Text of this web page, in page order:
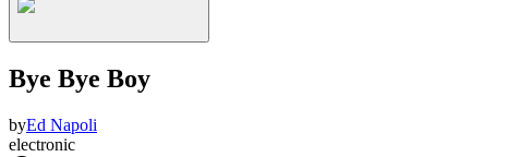
Bye Bye Boy
byEd Napoli
electronic